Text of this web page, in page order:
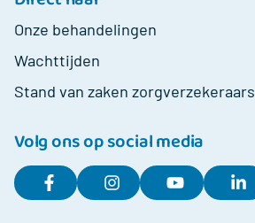
Onze behandelingen
Wachttijden
Stand van zaken zorgverzekeraars
Volg ons op social media